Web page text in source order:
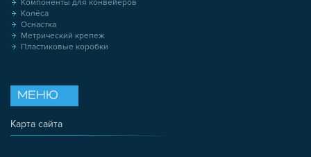
Компоненты для конвейеров
Колёса
Оснастка
Метрический крепеж
Пластиковые коробки
МЕНЮ
Карта сайта